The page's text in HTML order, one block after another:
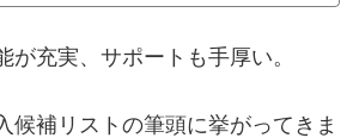
が充実、サポートも手厚い。
候補リストの筆頭に挙がってきま